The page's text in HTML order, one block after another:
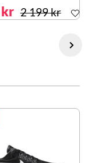
kr 2 199 kr